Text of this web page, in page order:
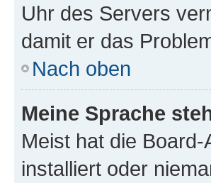
Uhr des Servers
damit er das
Nach oben
Meine Sprache
Meist hat die
installiert oder